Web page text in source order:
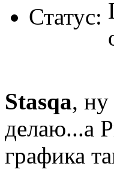
Статус:
Stasqa, ну
делаю...а
графика